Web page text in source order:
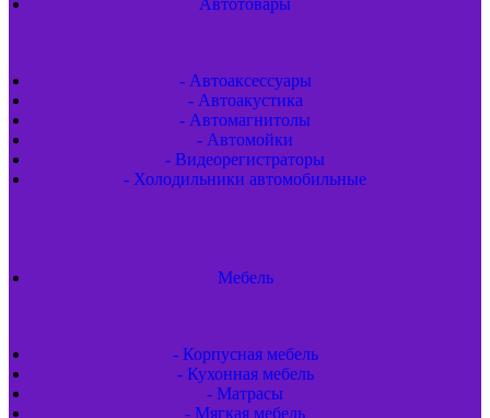
- Автоаксессуары
- Автоакустика
- Автомагнитолы
- Автомойки
- Видеорегистраторы
- Холодильники автомобильные
Мебель
- Корпусная мебель
- Кухонная мебель
- Матрасы
- Мягкая мебель